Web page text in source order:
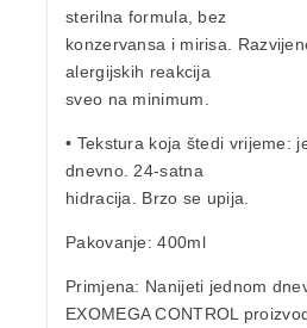
sterilna formula, bez
konzervansa i mirisa.
alergijskih reakcija
sveo na minimum.
• Tekstura koja štedi vrijeme:
dnevno. 24-satna
hidracija. Brzo se upija.
Pakovanje: 400ml
Primjena: Nanijeti jednom
EXOMEGA CONTROL